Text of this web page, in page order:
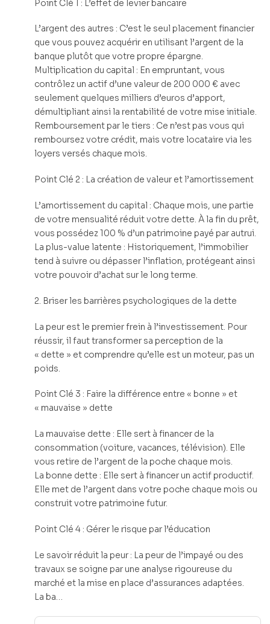
Point Clé 1 : L’effet de levier bancaire
L’argent des autres : C’est le seul placement financier
que vous pouvez acquérir en utilisant l’argent de la
banque plutôt que votre propre épargne.
Multiplication du capital : En empruntant, vous
contrôlez un actif d’une valeur de 200 000 € avec
seulement quelques milliers d’euros d’apport,
démultipliant ainsi la rentabilité de votre mise initiale.
Remboursement par le tiers : Ce n’est pas vous qui
remboursez votre crédit, mais votre locataire via les
loyers versés chaque mois.
Point Clé 2 : La création de valeur et l’amortissement
L’amortissement du capital : Chaque mois, une partie
de votre mensualité réduit votre dette. À la fin du prêt,
vous possédez 100 % d’un patrimoine payé par autrui.
La plus-value latente : Historiquement, l’immobilier
tend à suivre ou dépasser l’inflation, protégeant ainsi
votre pouvoir d’achat sur le long terme.
2. Briser les barrières psychologiques de la dette
La peur est le premier frein à l’investissement. Pour
réussir, il faut transformer sa perception de la
« dette » et comprendre qu’elle est un moteur, pas un
poids.
Point Clé 3 : Faire la différence entre « bonne » et
« mauvaise » dette
La mauvaise dette : Elle sert à financer de la
consommation (voiture, vacances, télévision). Elle
vous retire de l’argent de la poche chaque mois.
La bonne dette : Elle sert à financer un actif productif.
Elle met de l’argent dans votre poche chaque mois ou
construit votre patrimoine futur.
Point Clé 4 : Gérer le risque par l’éducation
Le savoir réduit la peur : La peur de l’impayé ou des
travaux se soigne par une analyse rigoureuse du
marché et la mise en place d’assurances adaptées.
La ba…